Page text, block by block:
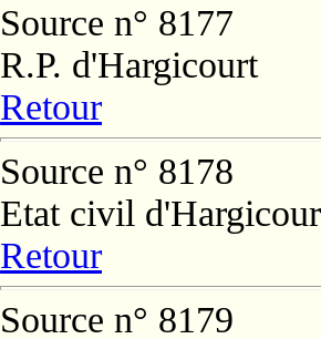
Source n° 8177
R.P. d'Hargicourt
Retour
Source n° 8178
Etat civil
Retour
Source n° 8179